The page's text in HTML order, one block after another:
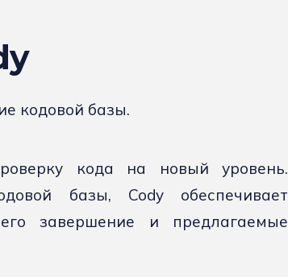
кодовой базы.
кода на новый уровень.
базы, Cody обеспечивает
завершение и предлагаемые